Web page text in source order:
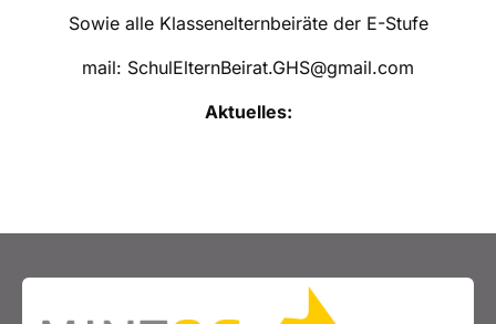
Sowie alle Klassenelternbeiräte der E-Stufe
mail: SchulElternBeirat.GHS@gmail.com
Aktuelles: